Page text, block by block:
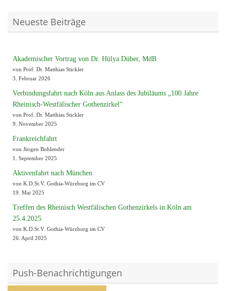
Neueste Beiträge
Akademischer Vortrag von Dr. Hülya Düber, MdB
von Prof. Dr. Matthias Stickler
3. Februar 2026
Verbindungsfahrt nach Köln aus Anlass des Jubiläums „100 Jahre
Rheinisch-Westfälischer Gothenzirkel“
von Prof. Dr. Matthias Stickler
9. November 2025
Frankreichfahrt
von Jürgen Bohlender
1. September 2025
Aktivenfahrt nach München
von K.D.St.V. Gothia-Würzburg im CV
19. Mai 2025
Treffen des Rheinisch Westfälischen Gothenzirkels in Köln am
25.4.2025
von K.D.St.V. Gothia-Würzburg im CV
26. April 2025
Push-Benachrichtigungen